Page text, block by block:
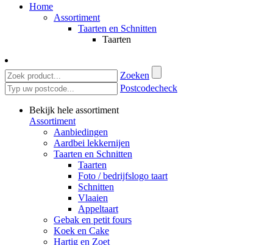
Home
Assortiment
Taarten en Schnitten
Taarten
Zoeken
Postcodecheck
Bekijk hele assortiment
Assortiment
Aanbiedingen
Aardbei lekkernijen
Taarten en Schnitten
Taarten
Foto / bedrijfslogo taart
Schnitten
Vlaaien
Appeltaart
Gebak en petit fours
Koek en Cake
Hartig en Zoet